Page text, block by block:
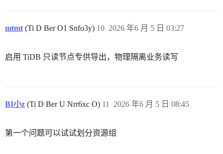
mtmt (Ti D Ber O1 Snfo3y) 2026 年6 月 5 日 03:27
10
启用 TiDB 只读节点专供导出，物理隔离业务读写
BI小z (Ti D Ber U Nrr6xc O) 2026 年6 月 5 日 08:45
11
第一个问题可以试试划分资源组